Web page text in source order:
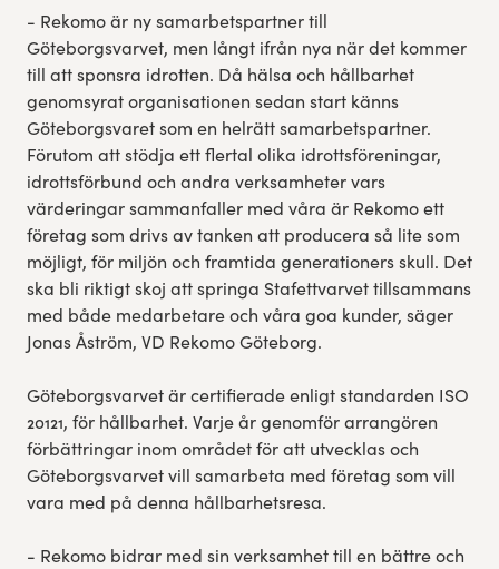
- Rekomo är ny samarbetspartner till
Göteborgsvarvet, men långt ifrån nya när det kommer
till att sponsra idrotten. Då hälsa och hållbarhet
genomsyrat organisationen sedan start känns
Göteborgsvaret som en helrätt samarbetspartner.
Förutom att stödja ett flertal olika idrottsföreningar,
idrottsförbund och andra verksamheter vars
värderingar sammanfaller med våra är Rekomo ett
företag som drivs av tanken att producera så lite som
möjligt, för miljön och framtida generationers skull. Det
ska bli riktigt skoj att springa Stafettvarvet tillsammans
med både medarbetare och våra goa kunder, säger
Jonas Åström, VD Rekomo Göteborg.
Göteborgsvarvet är certifierade enligt standarden ISO
20121, för hållbarhet. Varje år genomför arrangören
förbättringar inom området för att utvecklas och
Göteborgsvarvet vill samarbeta med företag som vill
vara med på denna hållbarhetsresa.
- Rekomo bidrar med sin verksamhet till en bättre och